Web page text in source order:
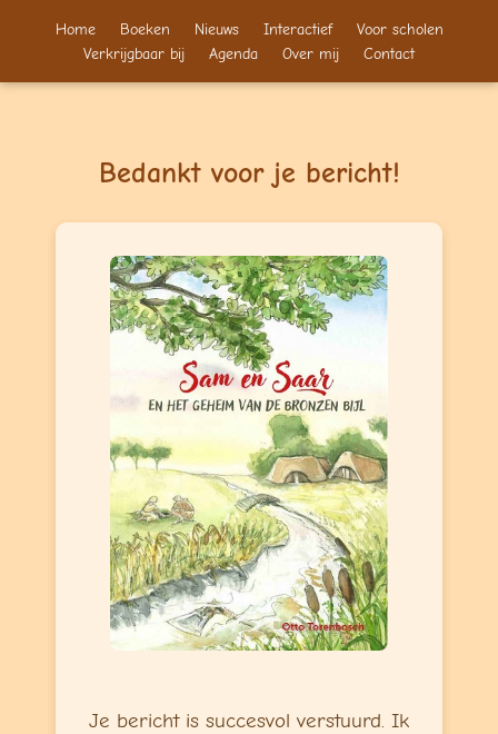
Home Boeken Nieuws Interactief
Voor scholen
Verkrijgbaar bij
Agenda Over mij Contact
Bedankt voor je bericht!
Je bericht is succesvol verstuurd. Ik